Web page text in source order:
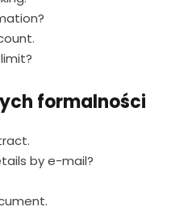
formalności
by e-mail?